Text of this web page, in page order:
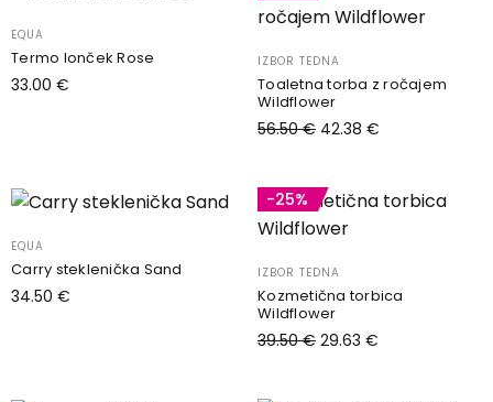
EQUA
Termo lonček Rose
33.00 €
IZBOR TEDNA
Toaletna torba z ročajem
Wildflower
56.50€ 42.38 €
EQUA
Carry steklenička Sand
34.50 €
-25%
IZBOR TEDNA
Kozmetična torbica
Wildflower
39.50€ 29.63 €